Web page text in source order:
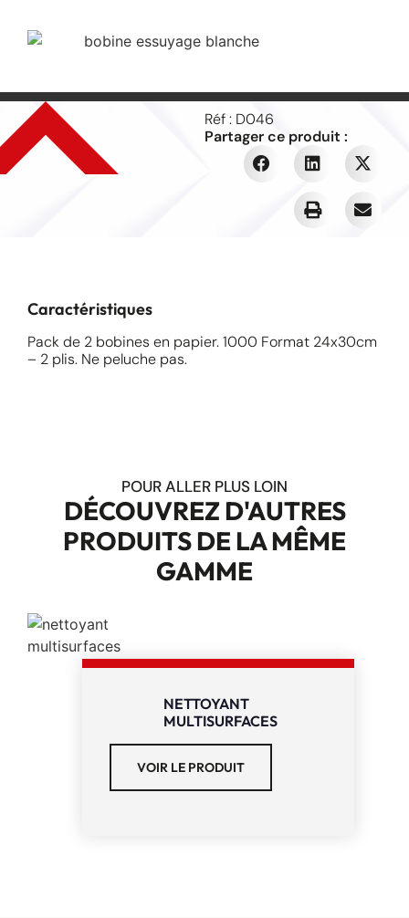
Réf : D046
Partager ce produit :
Caractéristiques
Pack de 2 bobines en papier. 1000 Format 24x30cm
– 2 plis. Ne peluche pas.
POUR ALLER PLUS LOIN
DÉCOUVREZ D'AUTRES
PRODUITS DE LA MÊME
GAMME
NETTOYANT
MULTISURFACES
VOIR LE PRODUIT